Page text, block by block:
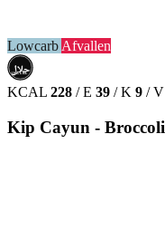
LowcarbAfvallen
حلال
HALAL
KCAL 228 / E 39 / K 9 / V
Kip Cayun - Broccoli